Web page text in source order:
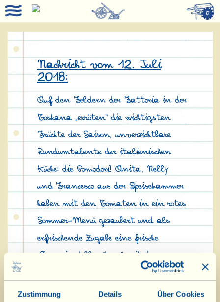
Zustimmung Details Über Cookies
0
Nachricht vom 12. Juli
2018:
Auf den Feldern der Fattoria in der
Toskana „erröten“ die wichtigsten
Früchte der Saison, unverzichtbare
Rundumtalente der italienischen
Küche: die Pomodori! Anita, Nelly
und Francesco aus der Speisekammer
haben mit den Tomaten in ein rotes
Sommer-Menü gezaubert und als
erfrischende Zugabe eine frische
„Sangria della Casa“ mit dem
neuen Jahrgang des (ebenfalls
roten) Birborosso gezaubert!